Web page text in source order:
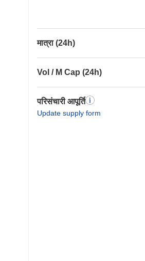
मात्रा (24h)
Vol / M Cap (24h)
परिसंचारी आपूर्ति
Update supply form